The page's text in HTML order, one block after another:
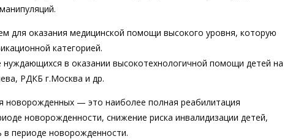
для оказания медицинской помощи высокого уровня, которую
категорией.
в оказании высокотехнологичной помощи детей на
РДКБ г.Москва и др.
новорожденных — это наиболее полная реабилитация
новорожденности, снижение риска инвалидизации детей,
периоде новорожденности.